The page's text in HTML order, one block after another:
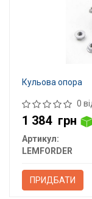
Кульова опора
0
1 384 грн
Артикул:
LEMFORDER
ПРИДБАТИ